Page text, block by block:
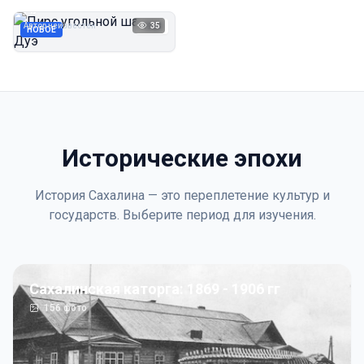
НОВОЕ 1923
Автор неизвестен 35
Исторические эпохи
История Сахалина — это переплетение культур и
государств. Выберите период для изучения.
Сахалинская каторга: 1869 - 1906 гг
156фото